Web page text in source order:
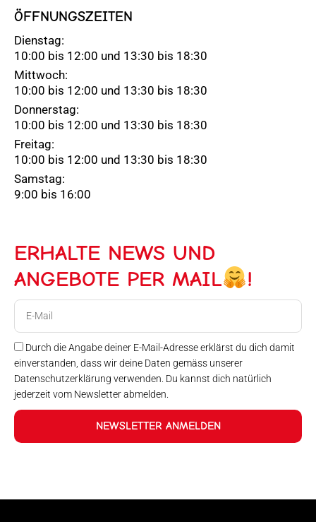
ÖFFNUNGSZEITEN
Dienstag:
10:00 bis 12:00 und 13:30 bis 18:30
Mittwoch:
10:00 bis 12:00 und 13:30 bis 18:30
Donnerstag:
10:00 bis 12:00 und 13:30 bis 18:30
Freitag:
10:00 bis 12:00 und 13:30 bis 18:30
Samstag:
9:00 bis 16:00
ERHALTE NEWS UND
ANGEBOTE PER MAIL
!
Durch die Angabe deiner E-Mail-Adresse erklärst du dich damit
einverstanden, dass wir deine Daten gemäss unserer
Datenschutzerklärung verwenden. Du kannst dich natürlich
jederzeit vom Newsletter abmelden.
NEWSLETTER ANMELDEN